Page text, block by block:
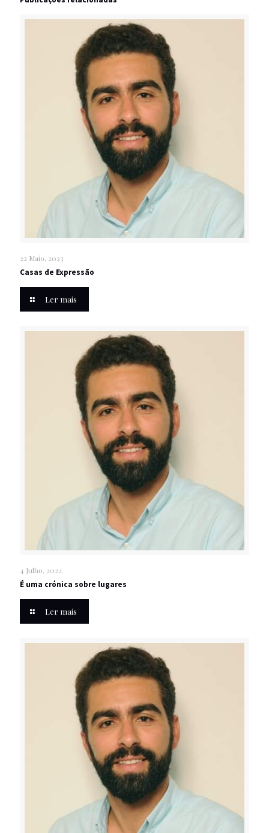
22 Maio, 2023
Casas de Expressão
Ler mais
4 Julho, 2022
É uma crónica sobre lugares
Ler mais